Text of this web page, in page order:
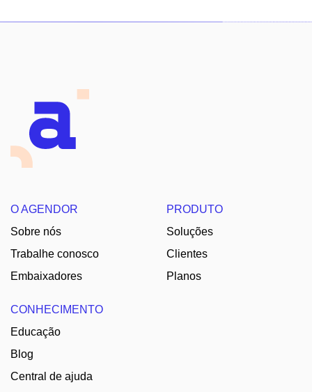
O AGENDOR
Sobre nós
Trabalhe conosco
Embaixadores
PRODUTO
Soluções
Clientes
Planos
CONHECIMENTO
Educação
Blog
Central de ajuda